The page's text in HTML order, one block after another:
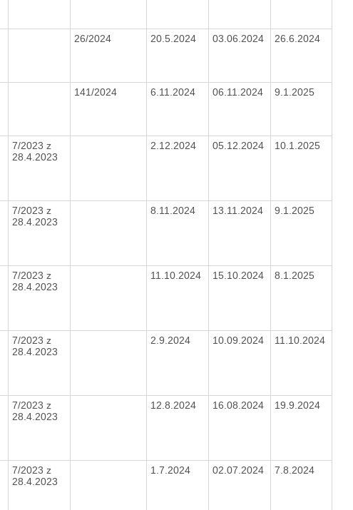
26/2024 20.5.2024 03.06.2024 26.6.2024
141/2024 6.11.2024 06.11.2024 9.1.2025
7/2023 z
28.4.2023
2.12.2024 05.12.2024 10.1.2025
7/2023 z
28.4.2023
8.11.2024 13.11.2024 9.1.2025
7/2023 z
28.4.2023
11.10.2024 15.10.2024 8.1.2025
7/2023 z
28.4.2023
2.9.2024 10.09.2024 11.10.2024
7/2023 z
28.4.2023
12.8.2024 16.08.2024 19.9.2024
7/2023 z
28.4.2023
1.7.2024 02.07.2024 7.8.2024